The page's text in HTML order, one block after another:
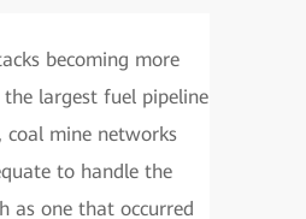
becoming more
largest fuel pipeline
coal mine networks
to handle the
as one that occurred